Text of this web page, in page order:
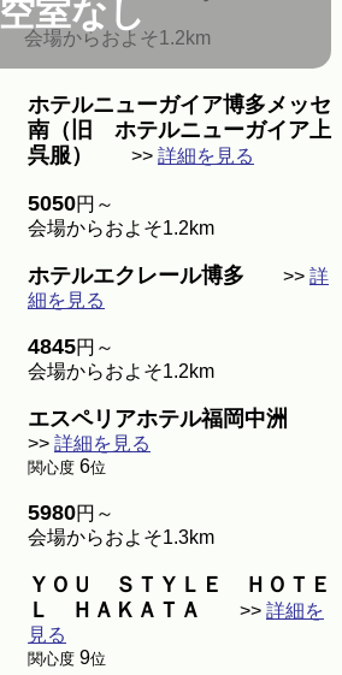
空室なし
会場からおよそ1.2km
ホテルニューガイア博多メッセ
南（旧 ホテルニューガイア上
呉服）
>> 詳細を見る
5050円～
会場からおよそ1.2km
ホテルエクレール博多 >> 詳
細を見る
4845円～
会場からおよそ1.2km
エスペリアホテル福岡中洲
>> 詳細を見る
関心度 6位
5980円～
会場からおよそ1.3km
ＹＯＵ ＳＴＹＬＥ ＨＯＴＥ
Ｌ ＨＡＫＡＴＡ
>> 詳細を
見る
関心度 9位